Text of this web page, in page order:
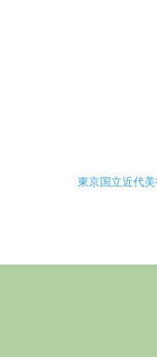
東京国立近代